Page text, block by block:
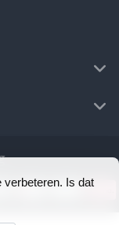
verbeteren. Is dat